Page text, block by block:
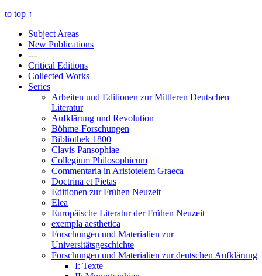
to top ↑
Subject Areas
New Publications
---
Critical Editions
Collected Works
Series
Arbeiten und Editionen zur Mittleren Deutschen
Literatur
Aufklärung und Revolution
Böhme-Forschungen
Bibliothek 1800
Clavis Pansophiae
Collegium Philosophicum
Commentaria in Aristotelem Graeca
Doctrina et Pietas
Editionen zur Frühen Neuzeit
Elea
Europäische Literatur der Frühen Neuzeit
exempla aesthetica
Forschungen und Materialien zur
Universitätsgeschichte
Forschungen und Materialien zur deutschen Aufklärung
I: Texte